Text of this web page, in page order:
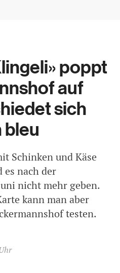
poppt
auf
sich
bleu
Schinken und Käse
nach der
nicht mehr geben.
kann man aber
testen.